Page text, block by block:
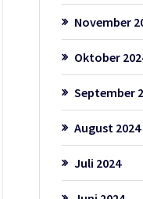
November
Oktober
September
August 2024
Juli 2024